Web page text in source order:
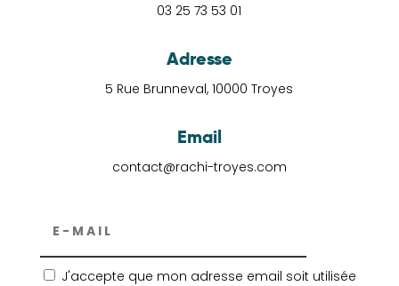
03 25 73 53 01
Adresse
5 Rue Brunneval, 10000 Troyes
Email
contact@rachi-troyes.com
J'accepte que mon adresse email soit utilisée